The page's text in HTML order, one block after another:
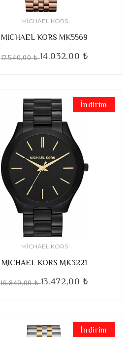
MICHAEL KORS
MICHAEL KORS MK5569
17.540,00 ₺14.032,00 ₺
İndirim
MICHAEL KORS
MICHAEL KORS MK3221
16.840,00 ₺13.472,00 ₺
İndirim